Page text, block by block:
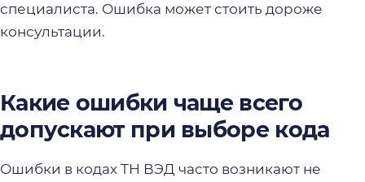
специалиста. Ошибка может стоить дороже
консультации.
Какие ошибки чаще всего
допускают при выборе кода
Ошибки в кодах ТН ВЭД часто возникают не